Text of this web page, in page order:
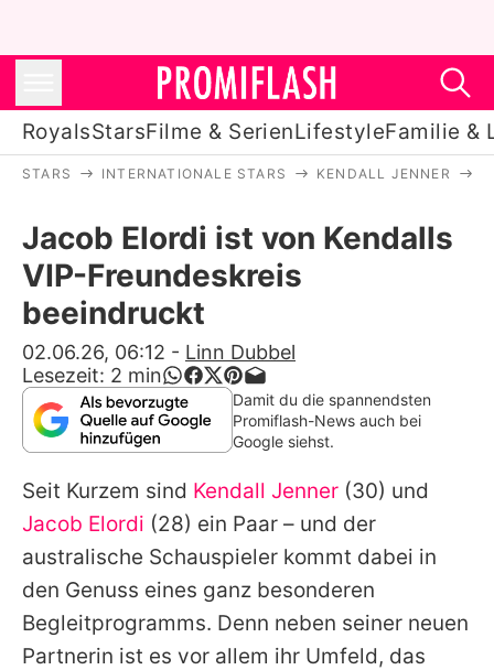
RoyalsStarsFilme & SerienLifestyleFamilie &
Stars
Filme & Serien
Lifestyle
Familie & Liebe
Promiflash Exklusiv
Alle Themen auf Promiflash
Jobs
App runterladen
Team
STARS INTERNATIONALE STARS KENDALL JENNER
Jacob Elordi ist von Kendalls
VIP-Freundeskreis
beeindruckt
02.06.26, 06:12 - Linn Dubbel
Lesezeit: 2 min
Damit du die spannendsten
Promiflash-News auch bei
Google siehst.
Seit Kurzem sind Kendall Jenner (30) und
Jacob Elordi (28) ein Paar – und der
australische Schauspieler kommt dabei in
den Genuss eines ganz besonderen
Begleitprogramms. Denn neben seiner neuen
Partnerin ist es vor allem ihr Umfeld, das